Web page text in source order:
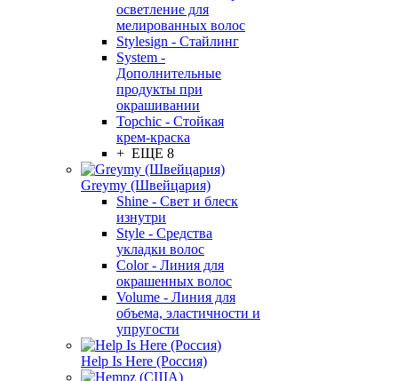
осветление для
мелированных волос
Stylesign - Стайлинг
System -
Дополнительные
продукты при
окрашивании
Topchic - Стойкая
крем-краска
+ ЕЩЕ 8
Greymy (Швейцария)
Shine - Свет и блеск
изнутри
Style - Средства
укладки волос
Color - Линия для
окрашенных волос
Volume - Линия для
объема, эластичности и
упругости
Help Is Here (Россия)